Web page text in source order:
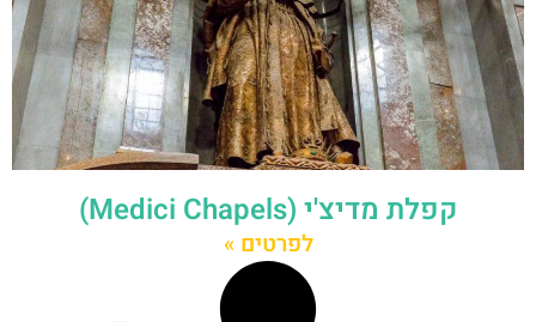
קפלת מדיצ'י (Medici Chapels)
לפרטים »